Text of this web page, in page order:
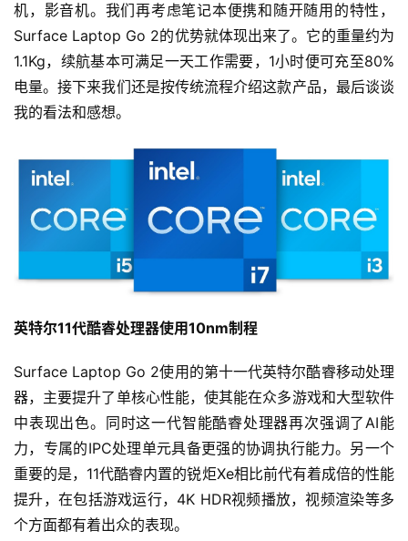
机，影音机。我们再考虑笔记本便携和随开随用的特性，
Surface Laptop Go 2的优势就体现出来了。它的重量约为
1.1Kg，续航基本可满足一天工作需要，1小时便可充至80%
电量。接下来我们还是按传统流程介绍这款产品，最后谈谈
我的看法和感想。
英特尔11代酷睿处理器使用10nm制程
Surface Laptop Go 2使用的第十一代英特尔酷睿移动处理
器，主要提升了单核心性能，使其能在众多游戏和大型软件
中表现出色。同时这一代智能酷睿处理器再次强调了AI能
力，专属的IPC处理单元具备更强的协调执行能力。另一个
重要的是，11代酷睿内置的锐炬Xe相比前代有着成倍的性能
提升，在包括游戏运行，4K HDR视频播放，视频渲染等多
个方面都有着出众的表现。